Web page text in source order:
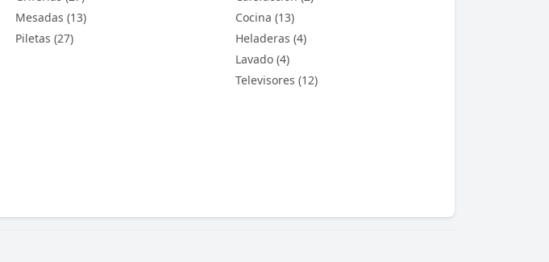
Mesadas (13)
Piletas (27)
Cocina (13)
Heladeras (4)
Lavado (4)
Televisores (12)